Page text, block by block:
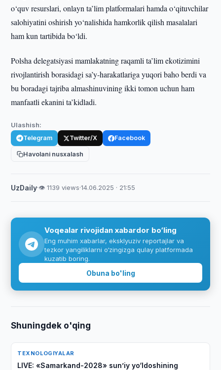
o‘quv resurslari, onlayn ta’lim platformalari hamda o‘qituvchilar
salohiyatini oshirish yo‘nalishida hamkorlik qilish masalalari
ham kun tartibida bo‘ldi.
Polsha delegatsiyasi mamlakatning raqamli ta’lim ekotizimini
rivojlantirish borasidagi sa’y-harakatlariga yuqori baho berdi va
bu boradagi tajriba almashinuvining ikki tomon uchun ham
manfaatli ekanini ta’kidladi.
Ulashish:
Telegram Twitter/X Facebook
Havolani nusxalash
UzDaily·👁 1139 views·14.06.2025 · 21:55
Voqealar rivojidan xabardor bo‘ling
Eng muhim xabarlar, eksklyuziv reportajlar va
tezkor yangiliklarni o‘zingizga qulay platformada
kuzatib boring.
Obuna bo'ling
Shuningdek o'qing
TEXNOLOGIYALAR
LIVE: «Samarkand-2028» sun’iy yo‘ldoshining